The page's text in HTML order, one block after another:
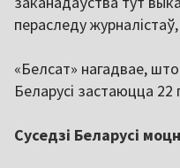
пераследу
«Белсат» нагадвае,
Беларусі застаюцца 22
Суседзі Беларусі